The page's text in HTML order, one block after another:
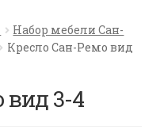
Набор мебели Сан-
Кресло Сан-Ремо вид
вид 3-4